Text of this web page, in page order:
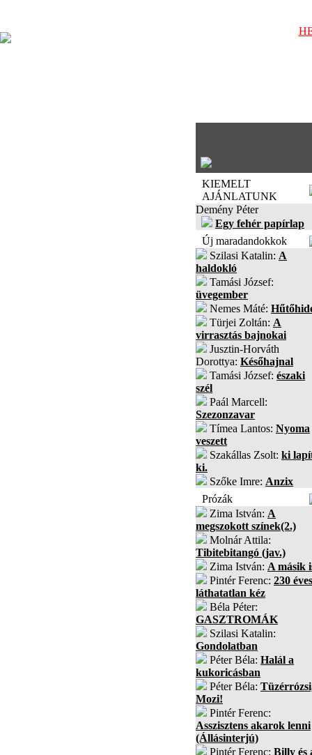
KIEMELT
AJÁNLATUNK
Demény Péter
Egy fehér papírlap
Új maradandokkok
Szilasi Katalin: A
haldokló
Tamási József:
üvegember
Nemes Máté:
Türjei Zoltán: A
virrasztás bajnokai
Jusztin-Horváth
Dorottya: Későhajnal
Tamási József: északi
szél
Paál Marcell:
Szezonzavar
Tímea Lantos: Nyoma
veszett
Szakállas Zsolt: ki
ki.
Szőke Imre: Anzix
Prózák
Zima István: A
megszokott színek(2.)
Molnár Attila:
Tibitebitangó (jav.)
Zima István: A másik
Pintér Ferenc: 230
láthatatlan kéz
Béla Péter:
GASZTROMÁK
Szilasi Katalin:
Gondolatban
Péter Béla: Halál a
kukoricásban
Péter Béla:
Mozi!
Pintér Ferenc:
Asszisztens akarok lenni
(Állásinterjú)
Pintér Ferenc: Billy és